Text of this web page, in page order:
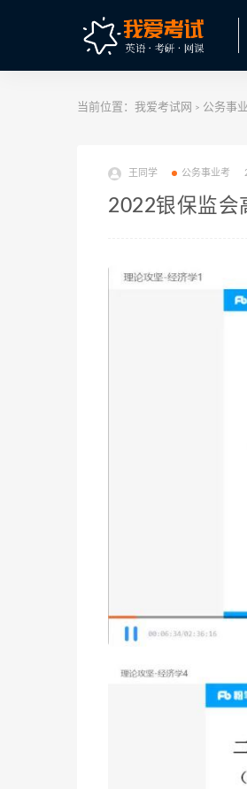
当前位置： 我爱考试网 > 公务事
王同学 公务事业考
2022银保监会